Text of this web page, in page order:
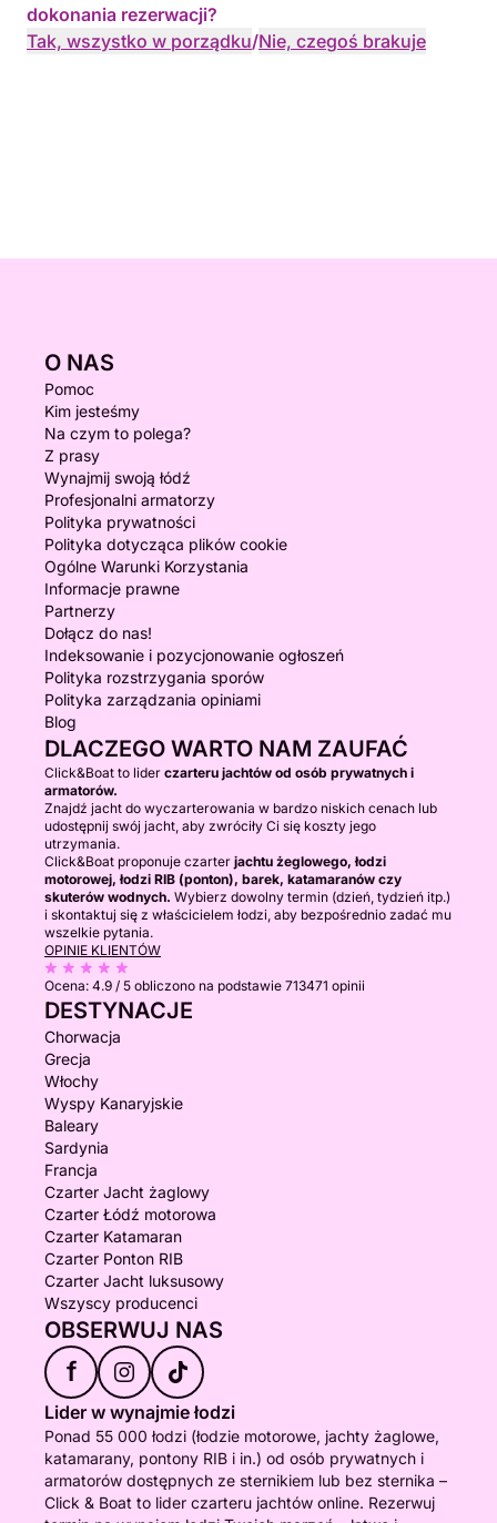
dokonania rezerwacji?
Tak, wszystko w porządku/Nie, czegoś brakuje
O NAS
Pomoc
Kim jesteśmy
Na czym to polega?
Z prasy
Wynajmij swoją łódź
Profesjonalni armatorzy
Polityka prywatności
Polityka dotycząca plików cookie
Ogólne Warunki Korzystania
Informacje prawne
Partnerzy
Dołącz do nas!
Indeksowanie i pozycjonowanie ogłoszeń
Polityka rozstrzygania sporów
Polityka zarządzania opiniami
Blog
DLACZEGO WARTO NAM ZAUFAĆ
Click&Boat to lider czarteru jachtów od osób prywatnych i
armatorów.
Znajdź jacht do wyczarterowania w bardzo niskich cenach lub
udostępnij swój jacht, aby zwróciły Ci się koszty jego
utrzymania.
Click&Boat proponuje czarter jachtu żeglowego, łodzi
motorowej, łodzi RIB (ponton), barek, katamaranów czy
skuterów wodnych. Wybierz dowolny termin (dzień, tydzień itp.)
i skontaktuj się z właścicielem łodzi, aby bezpośrednio zadać mu
wszelkie pytania.
OPINIE KLIENTÓW
Ocena: 4.9 / 5 obliczono na podstawie 713471 opinii
DESTYNACJE
Chorwacja
Grecja
Włochy
Wyspy Kanaryjskie
Baleary
Sardynia
Francja
Czarter Jacht żaglowy
Czarter Łódź motorowa
Czarter Katamaran
Czarter Ponton RIB
Czarter Jacht luksusowy
Wszyscy producenci
OBSERWUJ NAS
f
Lider w wynajmie łodzi
Ponad 55 000 łodzi (łodzie motorowe, jachty żaglowe,
katamarany, pontony RIB i in.) od osób prywatnych i
armatorów dostępnych ze sternikiem lub bez sternika –
Click & Boat to lider czarteru jachtów online. Rezerwuj